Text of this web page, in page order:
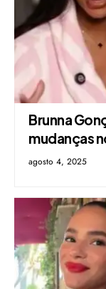
Brunna
mudanças
agosto 4, 2025